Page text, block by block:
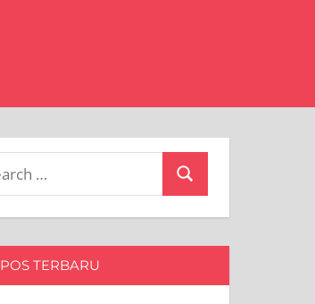
Search
TERBARU